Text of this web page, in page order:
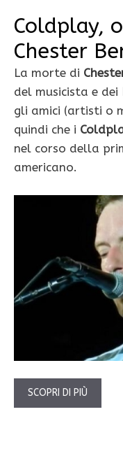
Coldplay,
Chester
La morte di
del musicista e dei
gli amici (artisti o
quindi che i
nel corso della
americano.
SCOPRI DI PIÙ